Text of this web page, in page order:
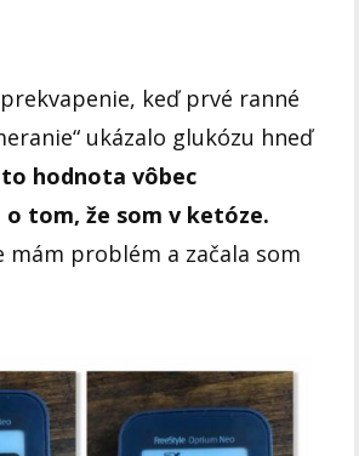
keď prvé ranné
ukázalo glukózu hneď
hodnota vôbec
o tom, že som v ketóze.
mám problém a začala som